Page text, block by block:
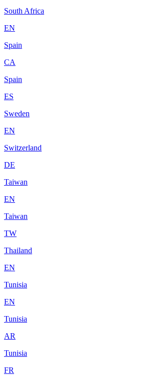
South Africa
EN
Spain
CA
Spain
ES
Sweden
EN
Switzerland
DE
Taiwan
EN
Taiwan
TW
Thailand
EN
Tunisia
EN
Tunisia
AR
Tunisia
FR